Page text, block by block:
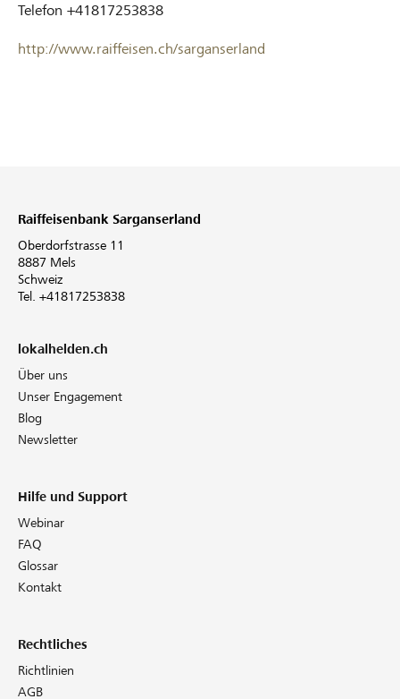
Telefon +41817253838
http://www.raiffeisen.ch/sarganserland
Raiffeisenbank Sarganserland
Oberdorfstrasse 11
8887 Mels
Schweiz
Tel. +41817253838
lokalhelden.ch
Über uns
Unser Engagement
Blog
Newsletter
Hilfe und Support
Webinar
FAQ
Glossar
Kontakt
Rechtliches
Richtlinien
AGB